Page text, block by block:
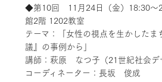
◆第10回 11月24日（金）18:30～
館2階 1202教室
テーマ：「女性の視点を生かした
議』の事例から」
講師：萩原 なつ子（21世紀社会デ
コーディネーター：長坂 俊成